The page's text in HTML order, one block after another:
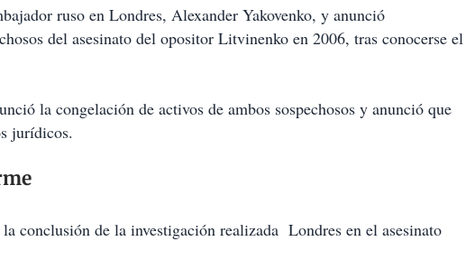
ruso en Londres, Alexander Yakovenko, y anunció
del asesinato del opositor Litvinenko en 2006, tras conocerse el
la congelación de activos de ambos sospechosos y anunció que
jurídicos.
conclusión de la investigación realizada Londres en el asesinato